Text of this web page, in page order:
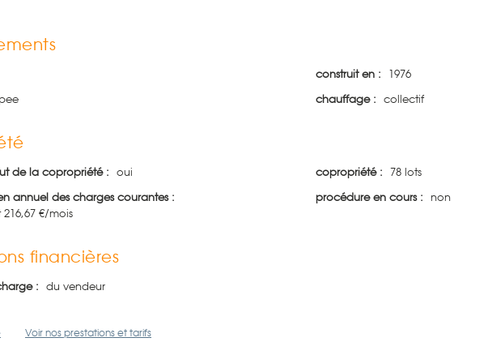
construit en : 1976
chauffage : collectif
de la copropriété : oui copropriété : 78 lots
annuel des charges courantes :
€/mois
procédure en cours : non
financières
: du vendeur
Voir nos prestations et tarifs